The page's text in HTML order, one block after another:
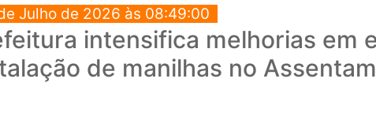
Julho de 2026 às 08:49:00
intensifica melhorias em
de manilhas no